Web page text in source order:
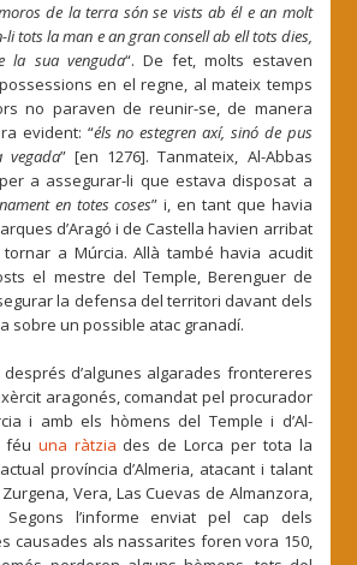
de la terra són se vists ab él e an molt
li tots la man e an gran consell ab ell tots dies,
la sua venguda“. De fet, molts estaven
en el regne, al mateix temps
no paraven de reunir-se, de manera
evident: “éls no estegren axí, sinó de pus
vegada” [en 1276]. Tanmateix, Al-Abbas
a assegurar-li que estava disposat a
en totes coses” i, en tant que havia
d’Aragó i de Castella havien arribat
a Múrcia. Allà també havia acudit
el mestre del Temple, Berenguer de
la defensa del territori davant dels
sobre un possible atac granadí.
després d’algunes algarades frontereres
aragonés, comandat pel procurador
i amb els hòmens del Temple i d’Al-
féu una ràtzia des de Lorca per tota la
província d’Almeria, atacant i talant
Vera, Las Cuevas de Almanzora,
l’informe enviat pel cap dels
causades als nassarites foren vora 150,